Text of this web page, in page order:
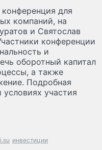
для
компаний, на
и Святослав
конференции
и
оборотный капитал
а также
Подробная
участия
инвестиции